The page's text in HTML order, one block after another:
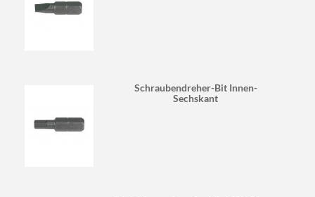
Schraubendreher-Bit Innen-
Sechskant